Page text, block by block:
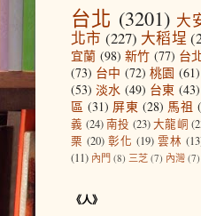
台北 (3201) 大
北市 (227) 大稻埕
宜蘭 (98) 新竹 (77) 台
(73) 台中 (72) 桃園 (61)
(53) 淡水 (49) 台東 (43)
區 (31) 屏東 (28) 馬祖
義 (24) 南投 (23)大龍峒
栗 (20) 彰化 (19) 雲林
(11) 內門 (8) 三芝 (7) 內灣 (7)
《人》